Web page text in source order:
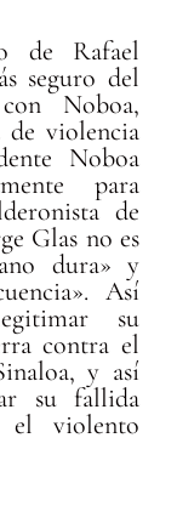
de Rafael
seguro del
Noboa,
de violencia
Noboa
para
de
Glas no es
dura» y
Así
su
contra el
y así
su fallida
el violento